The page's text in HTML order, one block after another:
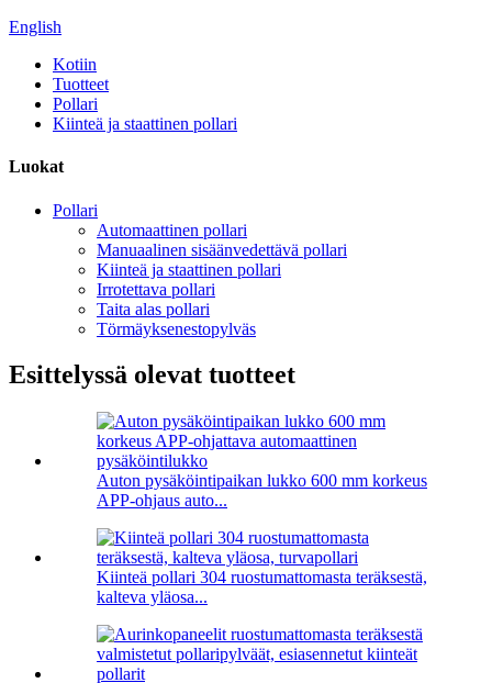
English
Kotiin
Tuotteet
Pollari
Kiinteä ja staattinen pollari
Luokat
Pollari
Automaattinen pollari
Manuaalinen sisäänvedettävä pollari
Kiinteä ja staattinen pollari
Irrotettava pollari
Taita alas pollari
Törmäyksenestopylväs
Esittelyssä olevat tuotteet
Auton pysäköintipaikan lukko 600 mm korkeus
APP-ohjaus auto...
Kiinteä pollari 304 ruostumattomasta teräksestä,
kalteva yläosa...